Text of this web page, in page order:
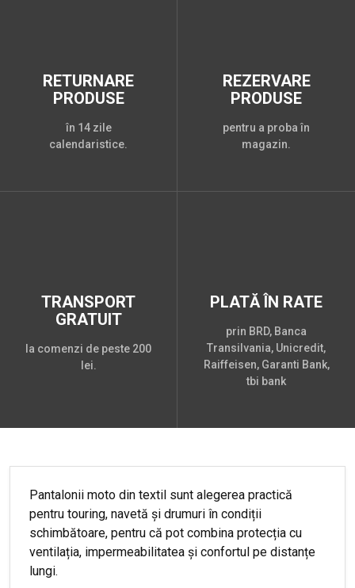
RETURNARE
PRODUSE
în 14 zile
calendaristice.
REZERVARE
PRODUSE
pentru a proba în
magazin.
TRANSPORT
GRATUIT
la comenzi de peste 200
lei.
PLATĂ ÎN RATE
prin BRD, Banca
Transilvania, Unicredit,
Raiffeisen, Garanti Bank,
tbi bank
Pantalonii moto din textil sunt alegerea practică
pentru touring, navetă și drumuri în condiții
schimbătoare, pentru că pot combina protecția cu
ventilația, impermeabilitatea și confortul pe distanțe
lungi.